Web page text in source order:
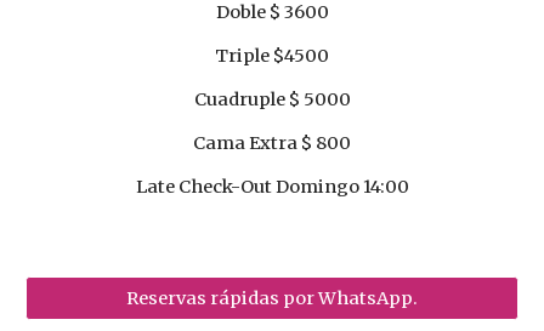
Doble $ 3600
Triple $4500
Cuadruple $ 5000
Cama Extra $ 800
Late Check-Out Domingo 14:00
Reservas rápidas por WhatsApp.